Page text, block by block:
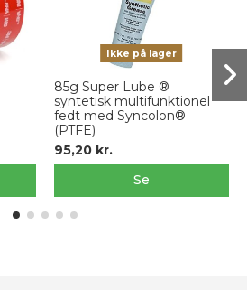
Ikke på lager
85g Super Lube ®
syntetisk multifunktionel
fedt med Syncolon®
(PTFE)
95,20 kr.
Se